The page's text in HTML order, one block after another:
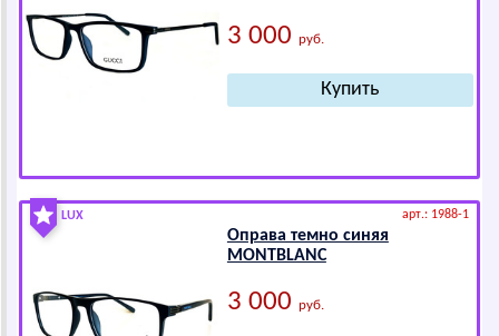
3 000 руб.
LUX арт.: 1988-1
Оправа темно синяя
МОNТВLАNС
3 000 руб.